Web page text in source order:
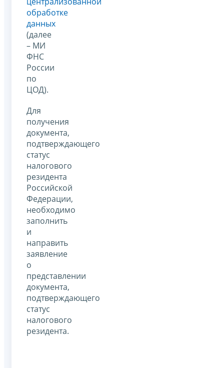
обработке
данных
(далее
– МИ
ФНС
России
по
ЦОД).
Для
получения
документа,
подтверждающего
статус
налогового
резидента
Российской
Федерации,
необходимо
заполнить
и
направить
заявление
о
представлении
документа,
подтверждающего
статус
налогового
резидента.